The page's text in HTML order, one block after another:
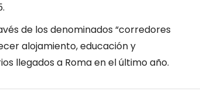
de los denominados “corredores
alojamiento, educación y
llegados a Roma en el último año.